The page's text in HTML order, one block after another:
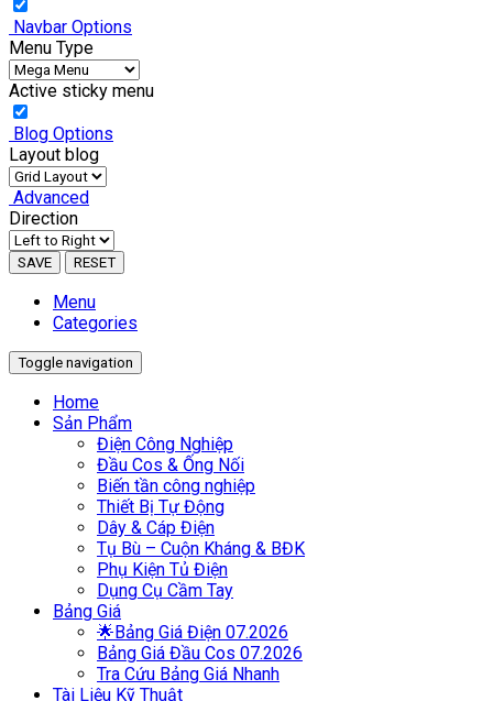
Navbar Options
Menu Type
Active sticky menu
Blog Options
Layout blog
Advanced
Direction
SAVE RESET
Menu
Categories
Toggle navigation
Home
Sản Phẩm
Điện Công Nghiệp
Đầu Cos & Ống Nối
Biến tần công nghiệp
Thiết Bị Tự Động
Dây & Cáp Điện
Tụ Bù – Cuộn Kháng & BĐK
Phụ Kiện Tủ Điện
Dụng Cụ Cầm Tay
Bảng Giá
🌟Bảng Giá Điện 07.2026
Bảng Giá Đầu Cos 07.2026
Tra Cứu Bảng Giá Nhanh
Tài Liệu Kỹ Thuật